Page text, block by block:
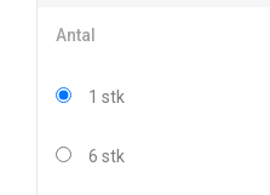
Antal
1 stk
6 stk